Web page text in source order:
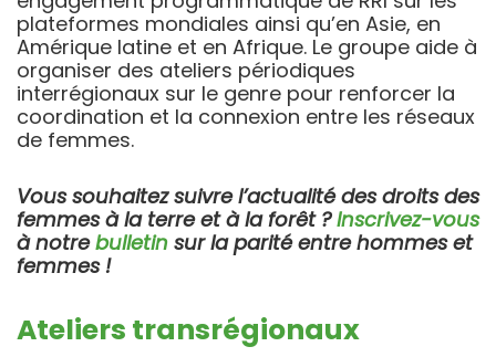
plateformes mondiales ainsi qu’en Asie, en
Amérique latine et en Afrique. Le groupe aide à
organiser des ateliers périodiques
interrégionaux sur le genre pour renforcer la
coordination et la connexion entre les réseaux
de femmes.
Vous souhaitez suivre l’actualité des droits des
femmes à la terre et à la forêt ?Inscrivez-vous
à notrebulletin sur la parité entre hommes et
femmes !
Ateliers transrégionaux